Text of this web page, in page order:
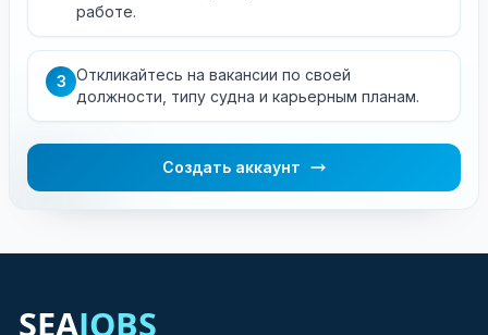
работе.
3 Откликайтесь на вакансии по своей
должности, типу судна и карьерным планам.
Создать аккаунт